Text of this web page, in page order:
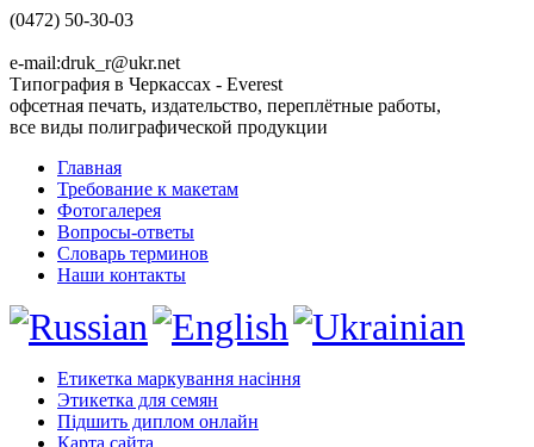
(0472) 50-30-03
e-mail:druk_r@ukr.net
Типография в Черкассах - Everest
офсетная печать, издательство, переплётные работы,
все виды полиграфической продукции
Главная
Требование к макетам
Фотогалерея
Вопросы-ответы
Словарь терминов
Наши контакты
Етикетка маркування насіння
Этикетка для семян
Підшить диплом онлайн
Карта сайта